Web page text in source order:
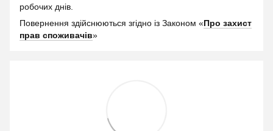
робочих днів.
Повернення здійснюються згідно із Законом «Про захист
прав споживачів»